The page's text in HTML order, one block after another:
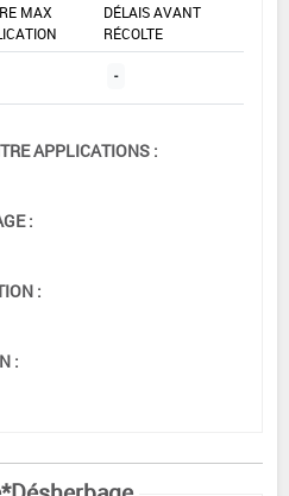
MAX
DÉLAIS AVANT
RÉCOLTE
-
APPLICATIONS :
:
:
: